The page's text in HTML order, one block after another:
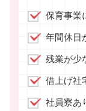
保育事業
年間休日
残業が少
借上げ社
社員寮あ